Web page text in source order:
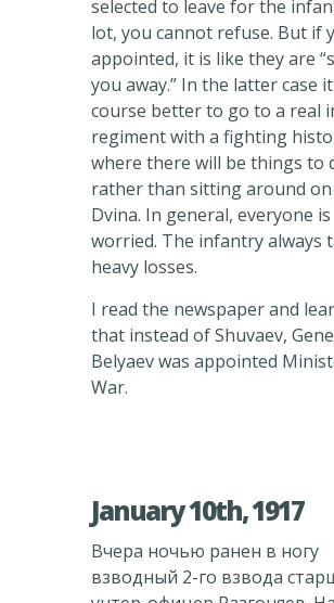
selected to leave for the
lot, you cannot refuse. But if
appointed, it is like they are
you away.” In the latter case
course better to go to a real
regiment with a fighting
where there will be things to
rather than sitting around
Dvina. In general, everyone is
worried. The infantry always
heavy losses.
I read the newspaper and
that instead of Shuvaev,
Belyaev was appointed
War.
January 10th, 1917
Вчера ночью ранен в ногу
взводный 2-го взвода